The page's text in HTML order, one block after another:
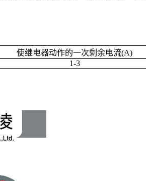
使继电器动作的一次剩余电流(A)
1-3